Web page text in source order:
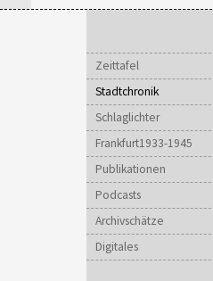
Zeittafel
Stadtchronik
Schlaglichter
Frankfurt1933-1945
Publikationen
Podcasts
Archivschätze
Digitales